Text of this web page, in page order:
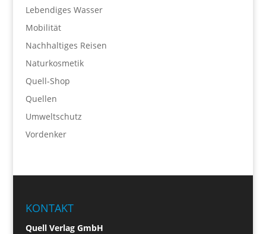
Lebendiges Wasser
Mobilität
Nachhaltiges Reisen
Naturkosmetik
Quell-Shop
Quellen
Umweltschutz
Vordenker
KONTAKT
Quell Verlag GmbH